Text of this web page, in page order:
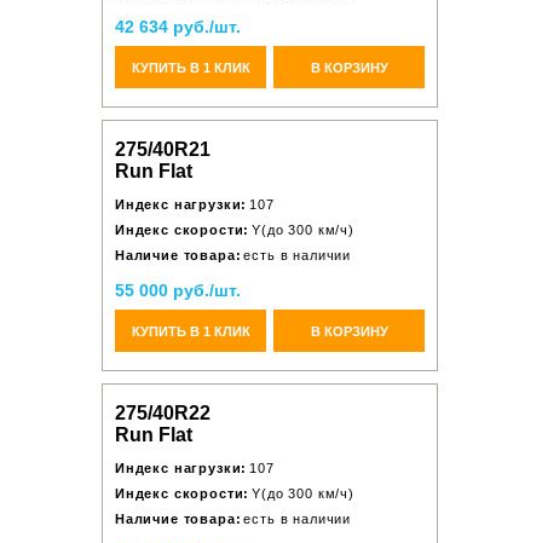
42 634 руб./шт.
КУПИТЬ В 1 КЛИК В КОРЗИНУ
275/40R21
Run Flat
Индекс нагрузки: 107
Индекс скорости: Y(до 300 км/ч)
Наличие товара: есть в наличии
55 000 руб./шт.
КУПИТЬ В 1 КЛИК В КОРЗИНУ
275/40R22
Run Flat
Индекс нагрузки: 107
Индекс скорости: Y(до 300 км/ч)
Наличие товара: есть в наличии